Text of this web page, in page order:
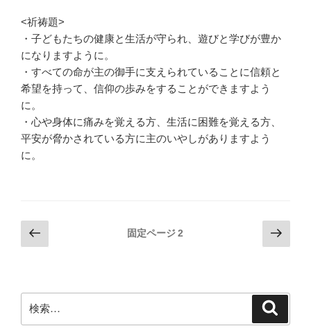
<祈祷題>
・子どもたちの健康と生活が守られ、 遊びと学びが豊か
になりますように。
・ すべての命が主の御手に支えられていることに信頼と
希望を持って
、信仰の歩みをすることができますよう
に。
・心や身体に痛みを覚える方、生活に困難を覚える方、
平安が脅かされている方に主のいやしがありますよう
に。
投
稿
ー
ジ
前
の
ジ
固定ページ2
次
の
ジ
索: